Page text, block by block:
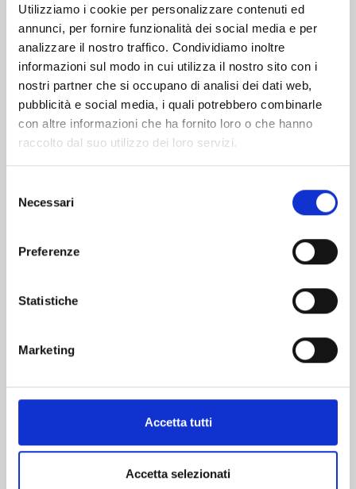
Utilizziamo i cookie per personalizzare contenuti ed
annunci, per fornire funzionalità dei social media e per
analizzare il nostro traffico. Condividiamo inoltre
informazioni sul modo in cui utilizza il nostro sito con i
nostri partner che si occupano di analisi dei dati web,
pubblicità e social media, i quali potrebbero combinarle
con altre informazioni che ha fornito loro o che hanno
raccolto dal suo utilizzo dei loro servizi.
delNecessari
Preferenze
Statistiche
Marketing
Accetta tutti
Accetta selezionati
Altri volumi della serie